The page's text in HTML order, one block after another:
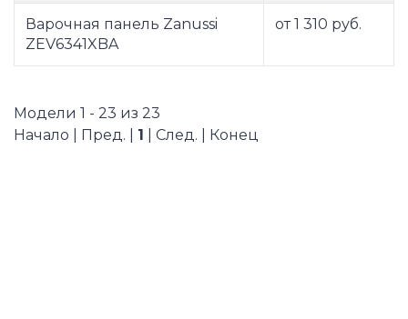
Варочная панель Zanussi
ZEV6341XBA
от 1 310 руб.
Модели 1 - 23 из 23
Начало | Пред. | 1 | След. | Конец